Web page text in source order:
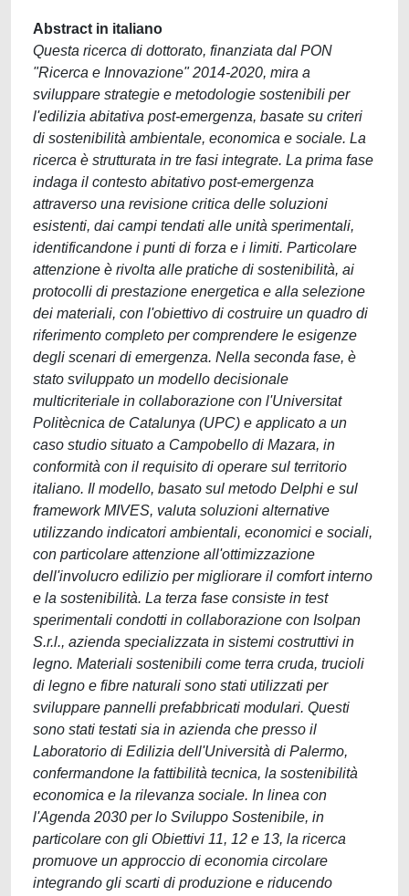
Abstract in italiano
Questa ricerca di dottorato, finanziata dal PON
"Ricerca e Innovazione" 2014-2020, mira a
sviluppare strategie e metodologie sostenibili per
l'edilizia abitativa post-emergenza, basate su criteri
di sostenibilità ambientale, economica e sociale. La
ricerca è strutturata in tre fasi integrate. La prima fase
indaga il contesto abitativo post-emergenza
attraverso una revisione critica delle soluzioni
esistenti, dai campi tendati alle unità sperimentali,
identificandone i punti di forza e i limiti. Particolare
attenzione è rivolta alle pratiche di sostenibilità, ai
protocolli di prestazione energetica e alla selezione
dei materiali, con l'obiettivo di costruire un quadro di
riferimento completo per comprendere le esigenze
degli scenari di emergenza. Nella seconda fase, è
stato sviluppato un modello decisionale
multicriteriale in collaborazione con l'Universitat
Politècnica de Catalunya (UPC) e applicato a un
caso studio situato a Campobello di Mazara, in
conformità con il requisito di operare sul territorio
italiano. Il modello, basato sul metodo Delphi e sul
framework MIVES, valuta soluzioni alternative
utilizzando indicatori ambientali, economici e sociali,
con particolare attenzione all'ottimizzazione
dell'involucro edilizio per migliorare il comfort interno
e la sostenibilità. La terza fase consiste in test
sperimentali condotti in collaborazione con Isolpan
S.r.l., azienda specializzata in sistemi costruttivi in ​​
legno. Materiali sostenibili come terra cruda, trucioli
di legno e fibre naturali sono stati utilizzati per
sviluppare pannelli prefabbricati modulari. Questi
sono stati testati sia in azienda che presso il
Laboratorio di Edilizia dell'Università di Palermo,
confermandone la fattibilità tecnica, la sostenibilità
economica e la rilevanza sociale. In linea con
l'Agenda 2030 per lo Sviluppo Sostenibile, in
particolare con gli Obiettivi 11, 12 e 13, la ricerca
promuove un approccio di economia circolare
integrando gli scarti di produzione e riducendo